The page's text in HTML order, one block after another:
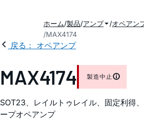
ホーム 製品 アンプ
オペアン
MAX4174
戻る： オペアンプ
MAX4174 製造中止
SOT23、レイルトゥレイル、固定利得
ープオペアンプ